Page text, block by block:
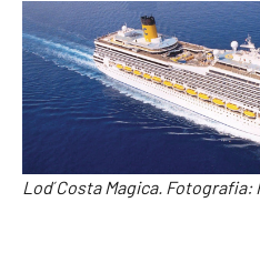
Loď Costa Magica.